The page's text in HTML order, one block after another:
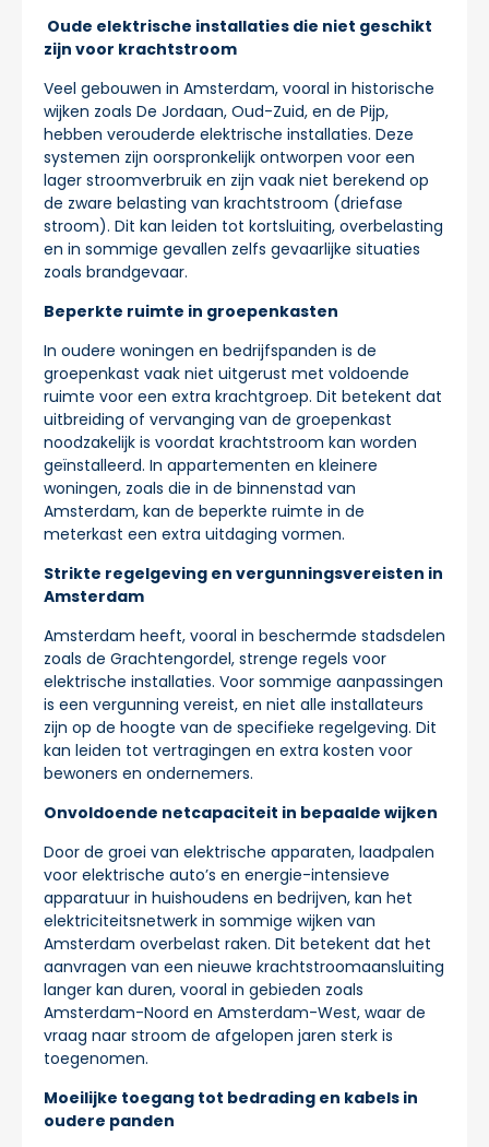
Oude elektrische installaties die niet geschikt
zijn voor krachtstroom
Veel gebouwen in Amsterdam, vooral in historische
wijken zoals De Jordaan, Oud-Zuid, en de Pijp,
hebben verouderde elektrische installaties. Deze
systemen zijn oorspronkelijk ontworpen voor een
lager stroomverbruik en zijn vaak niet berekend op
de zware belasting van krachtstroom (driefase
stroom). Dit kan leiden tot kortsluiting, overbelasting
en in sommige gevallen zelfs gevaarlijke situaties
zoals brandgevaar.
Beperkte ruimte in groepenkasten
In oudere woningen en bedrijfspanden is de
groepenkast vaak niet uitgerust met voldoende
ruimte voor een extra krachtgroep. Dit betekent dat
uitbreiding of vervanging van de groepenkast
noodzakelijk is voordat krachtstroom kan worden
geïnstalleerd. In appartementen en kleinere
woningen, zoals die in de binnenstad van
Amsterdam, kan de beperkte ruimte in de
meterkast een extra uitdaging vormen.
Strikte regelgeving en vergunningsvereisten in
Amsterdam
Amsterdam heeft, vooral in beschermde stadsdelen
zoals de Grachtengordel, strenge regels voor
elektrische installaties. Voor sommige aanpassingen
is een vergunning vereist, en niet alle installateurs
zijn op de hoogte van de specifieke regelgeving. Dit
kan leiden tot vertragingen en extra kosten voor
bewoners en ondernemers.
Onvoldoende netcapaciteit in bepaalde wijken
Door de groei van elektrische apparaten, laadpalen
voor elektrische auto’s en energie-intensieve
apparatuur in huishoudens en bedrijven, kan het
elektriciteitsnetwerk in sommige wijken van
Amsterdam overbelast raken. Dit betekent dat het
aanvragen van een nieuwe krachtstroomaansluiting
langer kan duren, vooral in gebieden zoals
Amsterdam-Noord en Amsterdam-West, waar de
vraag naar stroom de afgelopen jaren sterk is
toegenomen.
Moeilijke toegang tot bedrading en kabels in
oudere panden